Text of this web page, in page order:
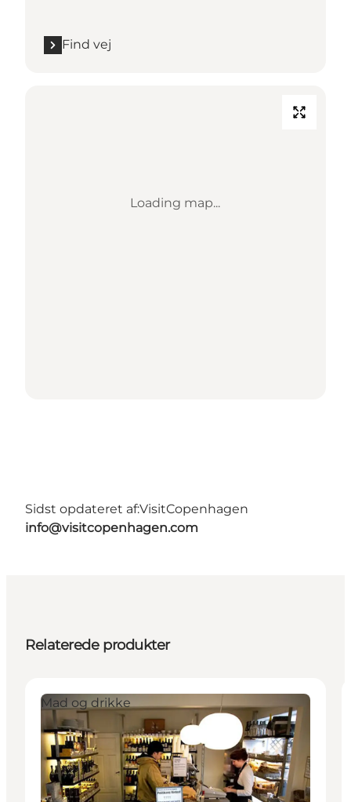
Find vej
Loading map...
Sidst opdateret af:VisitCopenhagen
info@visitcopenhagen.com
Relaterede produkter
Mad og drikke